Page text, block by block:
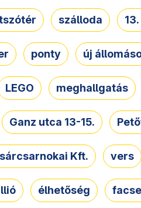
szálloda
ponty új
LEGO meghallgatás
Ganz utca 13-15.
Kft. vers
élhetőség